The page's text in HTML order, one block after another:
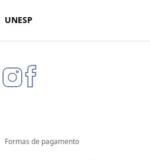
UNESP
Formas de pagamento